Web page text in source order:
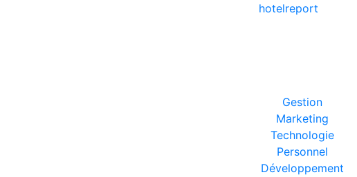
hotelreport
Gestion
Marketing
Technologie
Personnel
Développement